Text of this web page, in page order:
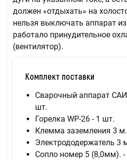
должен «отдыхать» на
нельзя выключать аппарат
работало принудительное
(вентилятор).
Комплект поставки
Сварочный аппарат
шт.
Горелка WP-26 - 1 шт.
Клемма заземления 3
Электрододержатель 3
Сопло номер 5 (8,0мм). -